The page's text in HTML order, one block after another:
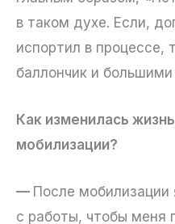
в таком духе. Если,
испортил в процессе,
баллончик и
Как изменилась
мобилизации?
— После мобилизации
с работы, чтобы меня